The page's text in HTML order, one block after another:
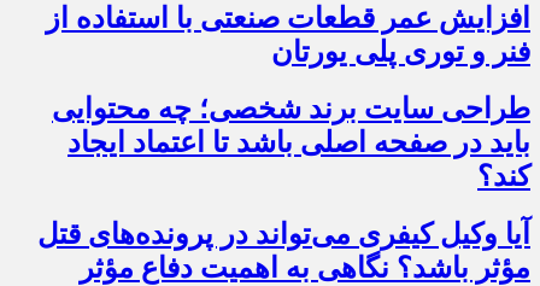
افزایش عمر قطعات صنعتی با استفاده از
فنر و توری پلی یورتان
طراحی سایت برند شخصی؛ چه محتوایی
باید در صفحه اصلی باشد تا اعتماد ایجاد
کند؟
آیا وکیل کیفری می‌تواند در پرونده‌های قتل
مؤثر باشد؟ نگاهی به اهمیت دفاع مؤثر